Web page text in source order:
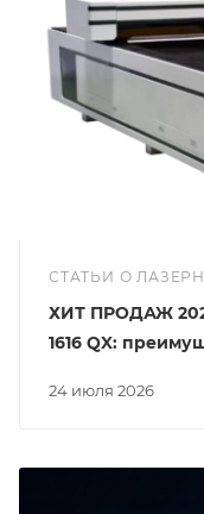
СТАТЬИ О
24 июля 2026
ХИТ ПРОДАЖ
1616 QX: